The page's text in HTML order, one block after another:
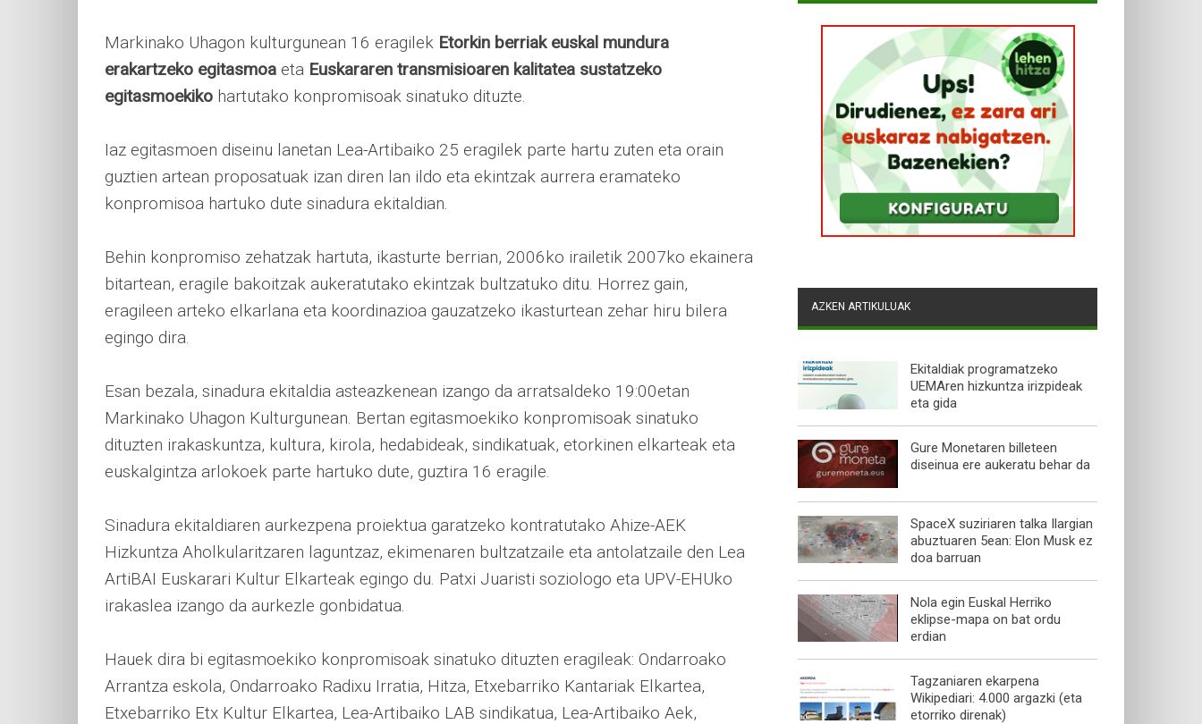
Markinako Uhagon kulturgunean 16 eragilek Etorkin berriak euskal mundura
erakartzeko egitasmoa eta Euskararen transmisioaren kalitatea sustatzeko
egitasmoekiko hartutako konpromisoak sinatuko dituzte.
Iaz egitasmoen diseinu lanetan Lea-Artibaiko 25 eragilek parte hartu zuten eta orain
guztien artean proposatuak izan diren lan ildo eta ekintzak aurrera eramateko
konpromisoa hartuko dute sinadura ekitaldian.
Behin konpromiso zehatzak hartuta, ikasturte berrian, 2006ko irailetik 2007ko ekainera
bitartean, eragile bakoitzak aukeratutako ekintzak bultzatuko ditu. Horrez gain,
eragileen arteko elkarlana eta koordinazioa gauzatzeko ikasturtean zehar hiru bilera
egingo dira.
Esan bezala, sinadura ekitaldia asteazkenean izango da arratsaldeko 19:00etan
Markinako Uhagon Kulturgunean. Bertan egitasmoekiko konpromisoak sinatuko
dituzten irakaskuntza, kultura, kirola, hedabideak, sindikatuak, etorkinen elkarteak eta
euskalgintza arlokoek parte hartuko dute, guztira 16 eragile.
Sinadura ekitaldiaren aurkezpena proiektua garatzeko kontratutako Ahize-AEK
Hizkuntza Aholkularitzaren laguntzaz, ekimenaren bultzatzaile eta antolatzaile den Lea
ArtiBAI Euskarari Kultur Elkarteak egingo du. Patxi Juaristi soziologo eta UPV-EHUko
irakaslea izango da aurkezle gonbidatua.
Hauek dira bi egitasmoekiko konpromisoak sinatuko dituzten eragileak: Ondarroako
Arrantza eskola, Ondarroako Radixu Irratia, Hitza, Etxebarriko Kantariak Elkartea,
Etxebarriko Etx Kultur Elkartea, Lea-Artibaiko LAB sindikatua, Lea-Artibaiko Aek,
AZKEN ARTIKULUAK
Ekitaldiak programatzeko
UEMAren hizkuntza irizpideak
eta gida
Gure Monetaren billeteen
diseinua ere aukeratu behar da
SpaceX suziriaren talka Ilargian
abuztuaren 5ean: Elon Musk ez
doa barruan
Nola egin Euskal Herriko
eklipse-mapa on bat ordu
erdian
Tagzaniaren ekarpena
Wikipediari: 4.000 argazki (eta
etorriko direnak)